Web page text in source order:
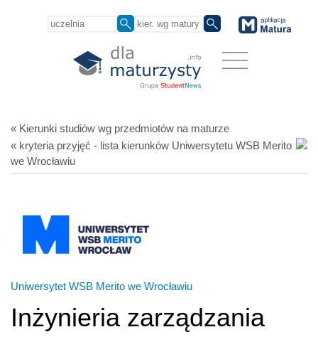
« Kierunki studiów wg przedmiotów na maturze
« kryteria przyjęć - lista kierunków Uniwersytetu WSB Merito
we Wrocławiu
Uniwersytet WSB Merito we Wrocławiu
Inżynieria zarządzania